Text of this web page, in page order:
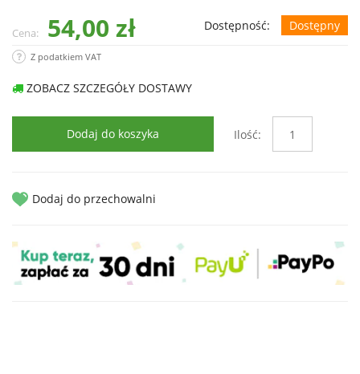
Cena: 54,00 zł Dostępność: Dostępny
Z podatkiem VAT
ZOBACZ SZCZEGÓŁY DOSTAWY
Dodaj do koszyka Ilość:
Dodaj do przechowalni